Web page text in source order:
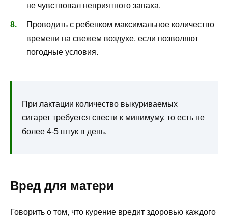
не чувствовал неприятного запаха.
Проводить с ребенком максимальное количество
времени на свежем воздухе, если позволяют
погодные условия.
При лактации количество выкуриваемых
сигарет требуется свести к минимуму, то есть не
более 4-5 штук в день.
Вред для матери
Говорить о том, что курение вредит здоровью каждого